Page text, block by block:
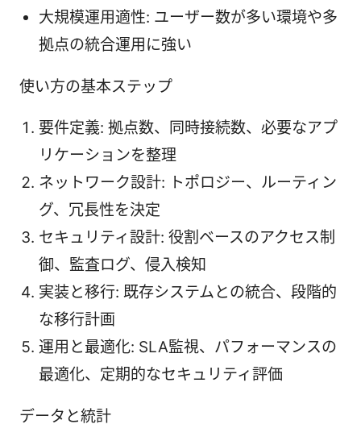
大規模運用適性: ユーザー数が多い環境や多
拠点の統合運用に強い
使い方の基本ステップ
要件定義: 拠点数、同時接続数、必要なアプ
リケーションを整理
ネットワーク設計: トポロジー、ルーティン
グ、冗長性を決定
セキュリティ設計: 役割ベースのアクセス制
御、監査ログ、侵入検知
実装と移行: 既存システムとの統合、段階的
な移行計画
運用と最適化: SLA監視、パフォーマンスの
最適化、定期的なセキュリティ評価
データと統計